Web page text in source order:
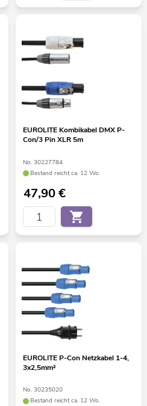
EUROLITE Kombikabel DMX P-
Con/3 Pin XLR 5m
No. 30227784
Bestand reicht ca. 12 Wo.
47,90€
EUROLITE P-Con Netzkabel 1-4,
3x2,5mm²
No. 30235020
Bestand reicht ca. 12 Wo.